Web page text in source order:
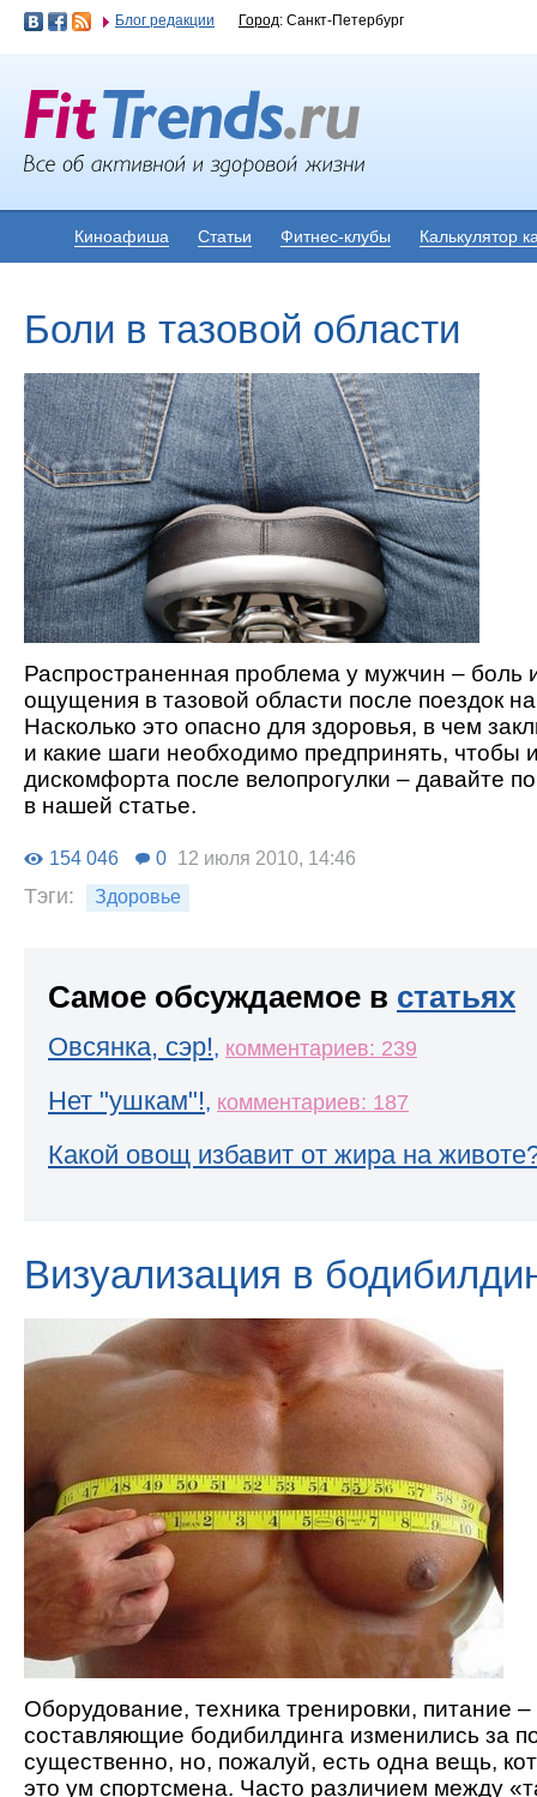
Блог редакции Город: Санкт-Петербург
Киноафиша Статьи Фитнес-клубы Калькулятор
Боли в тазовой области
Распространенная проблема у мужчин – боль
ощущения в тазовой области после поездок
Насколько это опасно для здоровья, в чем
и какие шаги необходимо предпринять, чтобы
дискомфорта после велопрогулки – давайте
в нашей статье.
154 046 0 12 июля 2010, 14:46
Тэги: Здоровье
Самое обсуждаемое в статьях
Овсянка, сэр!, комментариев: 239
Нет "ушкам"!, комментариев: 187
Какой овощ избавит от жира на
Визуализация в
Оборудование, техника тренировки, питание –
составляющие бодибилдинга изменились за
существенно, но, пожалуй, есть одна вещь,
это ум спортсмена. Часто различием между